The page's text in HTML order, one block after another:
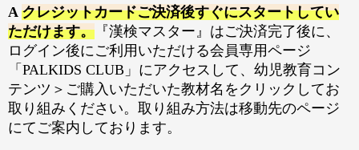
A クレジットカードご決済後すぐにスタートしてい
ただけます。 『漢検マスター』はご決済完了後に、
ログイン後にご利用いただける会員専用ページ
「PALKIDS CLUB」にアクセスして、幼児教育コン
テンツ＞ご購入いただいた教材名をクリックしてお
取り組みください。取り組み方法は移動先のページ
にてご案内しております。